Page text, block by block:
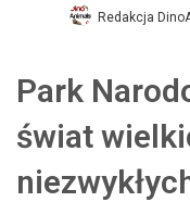
Redakcja
Park
świat